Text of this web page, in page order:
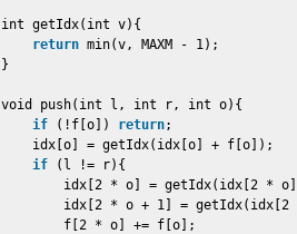
int getIdx(int v){
return min(v, MAXM - 1);
}
void push(int l, int r, int o){
if
(!f[o]) return;
idx[o] = getIdx(idx[o] + f[o]);
if
(l != r){
idx[2 * o] = getIdx(idx[2 *
idx[2 * o + 1] =
f[2 * o] += f[o];